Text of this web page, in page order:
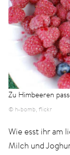
Zu Himbeeren
© h-bomb, flickr
Wie esst ihr am
Milch und